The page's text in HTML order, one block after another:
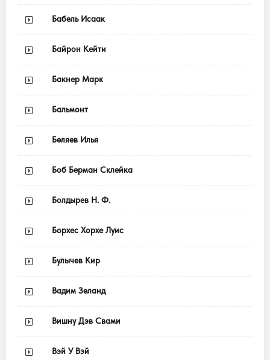
Бабель Исаак
Байрон Кейти
Бакнер Марк
Бальмонт
Беляев Илья
Боб Берман Склейка
Болдырев Н. Ф.
Борхес Хорхе Луис
Булычев Кир
Вадим Зеланд
Вишну Дэв Свами
Вэй У Вэй